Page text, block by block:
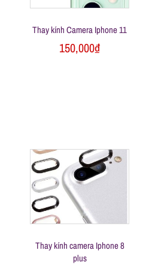
Thay kính Camera Iphone 11
150,000₫
Thay kính camera Iphone 8
plus